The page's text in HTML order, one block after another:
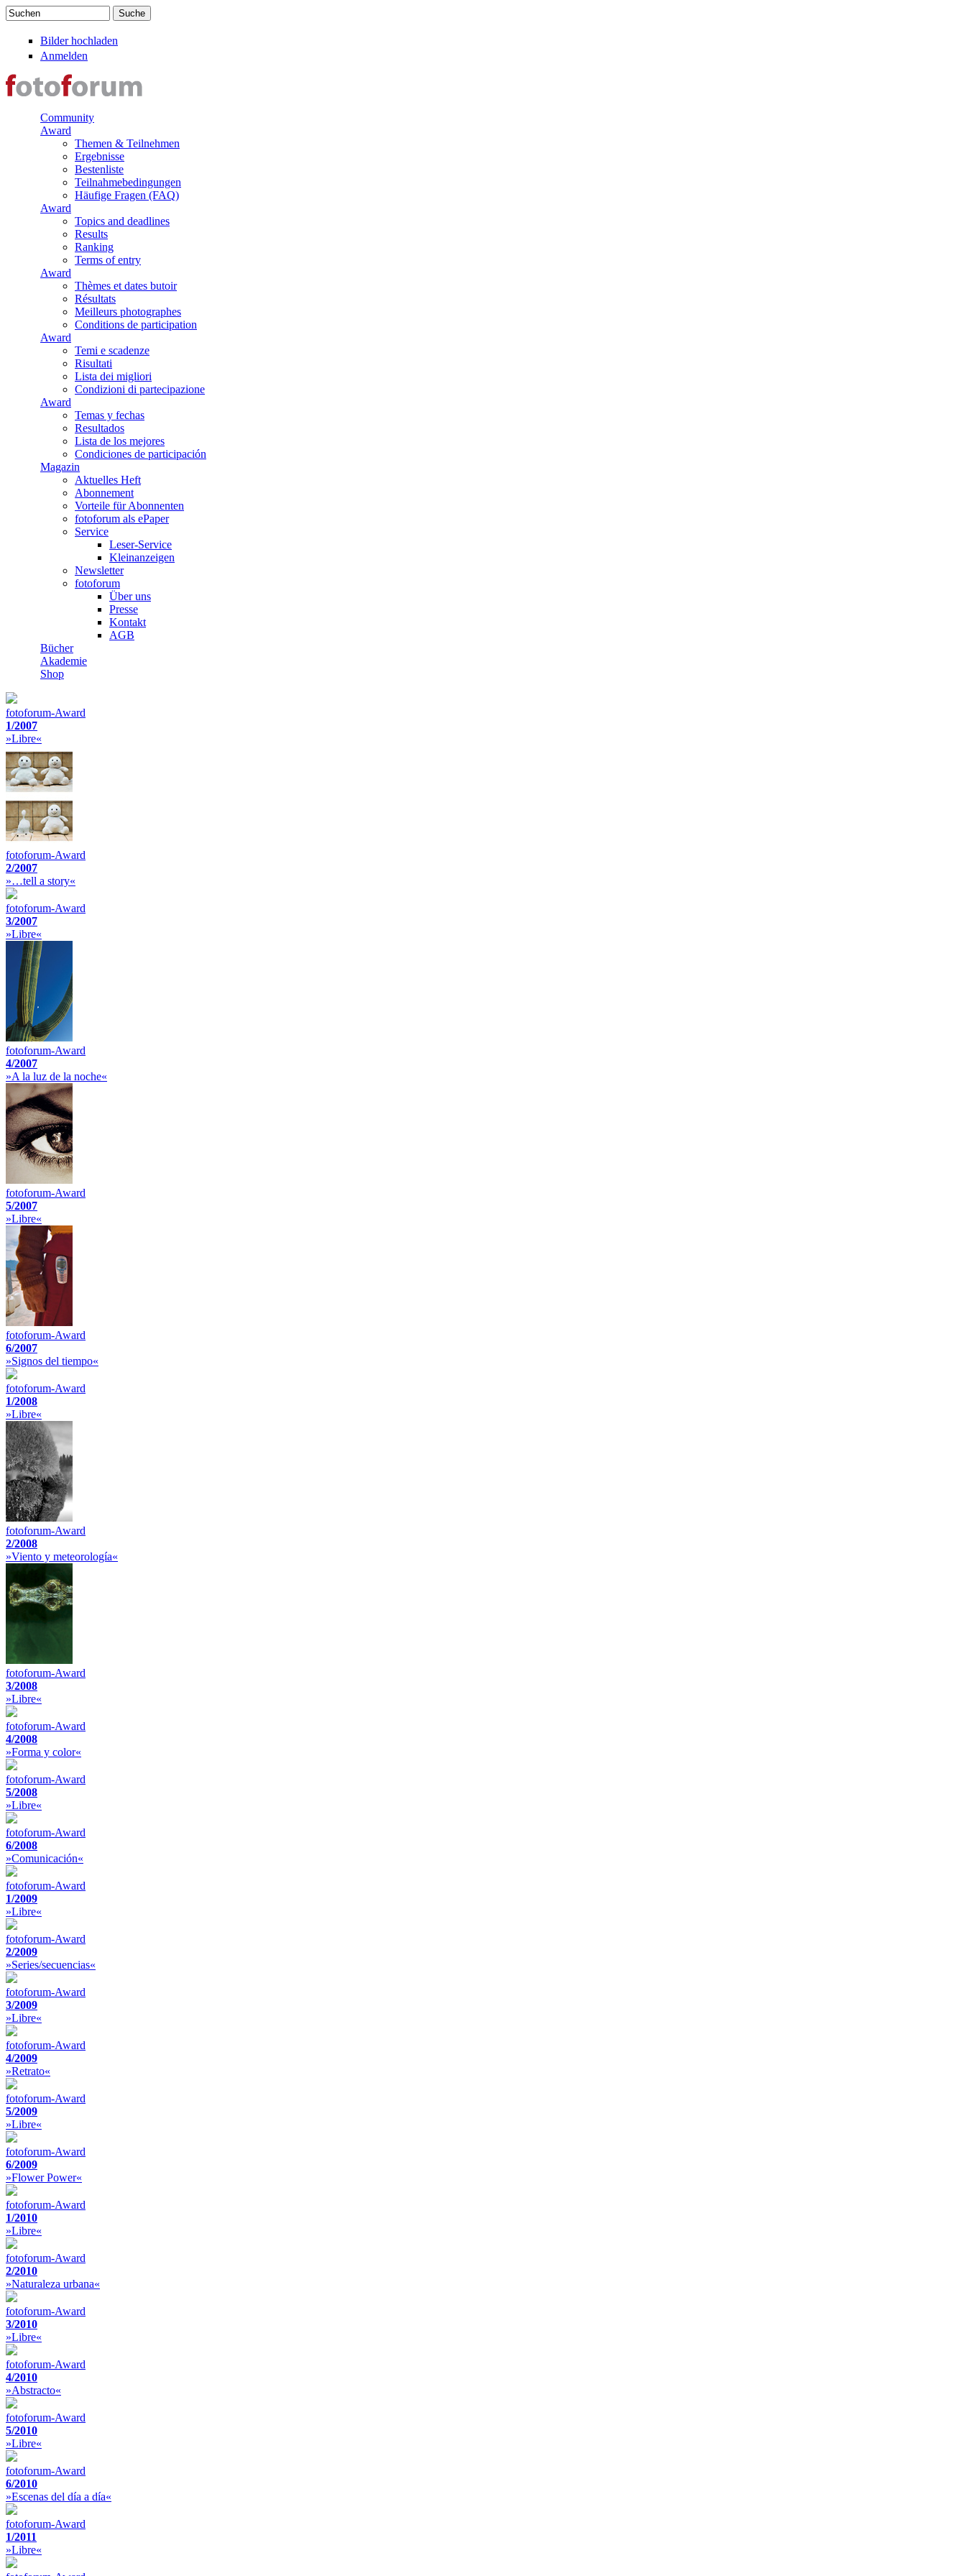
Direkt zum Inhalt
Suchen
Bilder hochladen
Anmelden
Community
Award
Themen & Teilnehmen
Ergebnisse
Bestenliste
Teilnahmebedingungen
Häufige Fragen (FAQ)
Award
Topics and deadlines
Results
Ranking
Terms of entry
Award
Thèmes et dates butoir
Résultats
Meilleurs photographes
Conditions de participation
Award
Temi e scadenze
Risultati
Lista dei migliori
Condizioni di partecipazione
Award
Temas y fechas
Resultados
Lista de los mejores
Condiciones de participación
Magazin
Aktuelles Heft
Abonnement
Vorteile für Abonnenten
fotoforum als ePaper
Service
Leser-Service
Kleinanzeigen
Newsletter
fotoforum
Über uns
Presse
Kontakt
AGB
Bücher
Akademie
Shop
fotoforum-Award
1/2007
»Libre«
fotoforum-Award
2/2007
»…tell a story«
fotoforum-Award
3/2007
»Libre«
fotoforum-Award
4/2007
»A la luz de la noche«
fotoforum-Award
5/2007
»Libre«
fotoforum-Award
6/2007
»Signos del tiempo«
fotoforum-Award
1/2008
»Libre«
fotoforum-Award
2/2008
»Viento y meteorología«
fotoforum-Award
3/2008
»Libre«
fotoforum-Award
4/2008
»Forma y color«
fotoforum-Award
5/2008
»Libre«
fotoforum-Award
6/2008
»Comunicación«
fotoforum-Award
1/2009
»Libre«
fotoforum-Award
2/2009
»Series/secuencias«
fotoforum-Award
3/2009
»Libre«
fotoforum-Award
4/2009
»Retrato«
fotoforum-Award
5/2009
»Libre«
fotoforum-Award
6/2009
»Flower Power«
fotoforum-Award
1/2010
»Libre«
fotoforum-Award
2/2010
»Naturaleza urbana«
fotoforum-Award
3/2010
»Libre«
fotoforum-Award
4/2010
»Abstracto«
fotoforum-Award
5/2010
»Libre«
fotoforum-Award
6/2010
»Escenas del día a día«
fotoforum-Award
1/2011
»Libre«